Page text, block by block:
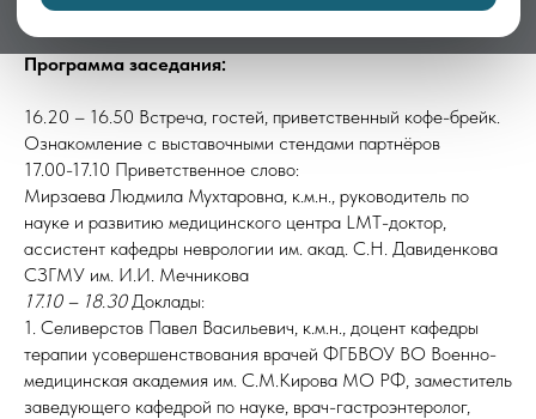
нервной и эндокринной систем"
Программа заседания:
16.20 – 16.50 Встреча, гостей, приветственный кофе-брейк.
Ознакомление с выставочными стендами партнёров
17.00-17.10 Приветственное слово:
Мирзаева Людмила Мухтаровна, к.м.н., руководитель по
науке и развитию медицинского центра LMT-доктор,
ассистент кафедры неврологии им. акад. С.Н. Давиденкова
СЗГМУ им. И.И. Мечникова
17.10 – 18.30Доклады:
1. Селиверстов Павел Васильевич, к.м.н., доцент кафедры
терапии усовершенствования врачей ФГБВОУ ВО Военно-
медицинская академия им. С.М.Кирова МО РФ, заместитель
заведующего кафедрой по науке, врач-гастроэнтеролог,